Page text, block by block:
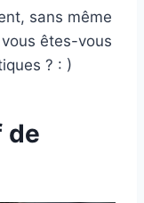
sans même
vous êtes-vous
? : )
de